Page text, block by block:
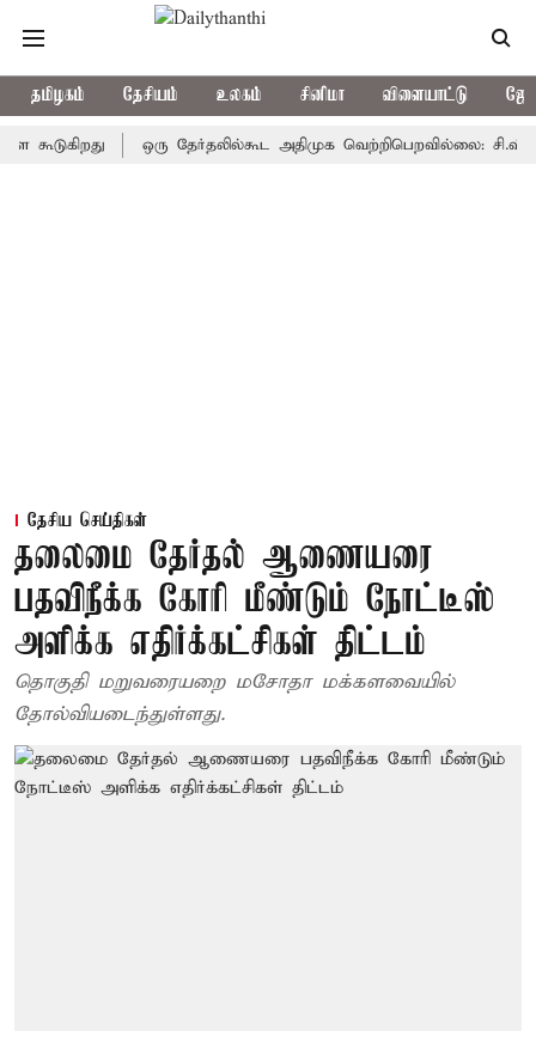
தமிழகம் தேசியம் உலகம் சினிமா விளையாட்டு
ஒரு தேர்தலில்கூட அதிமுக வெற்றிபெறவில்லை:
தேசிய செய்திகள்
தலைமை தேர்தல் ஆணையரை
பதவிநீக்க கோரி மீண்டும் நோட்டீஸ்
அளிக்க எதிர்க்கட்சிகள் திட்டம்
தொகுதி மறுவரையறை மசோதா மக்களவையில்
தோல்வியடைந்துள்ளது.